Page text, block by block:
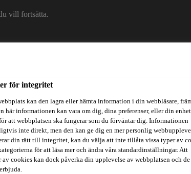
vill fortsätta.
Referenser Teknisk Support Föreskrivare /
för integritet
kan den lagra eller hämta information i din webbläsare,
här informationen kan vara om dig, dina preferenser, eller din
att webbplatsen ska fungerar som du förväntar dig. Informationen
inte direkt, men den kan ge dig en mer personlig
din rätt till integritet, kan du välja att inte tillåta vissa typer av
för att läsa mer och ändra våra standardinställningar. Att
av cookies kan dock påverka din upplevelse av webbplatsen och de